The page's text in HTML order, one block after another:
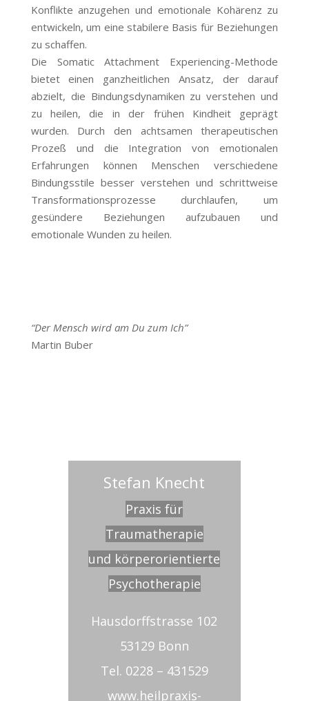
Konflikte anzugehen und emotionale Kohärenz zu
entwickeln, um eine stabilere Basis für Beziehungen
zu schaffen.
Die Somatic Attachment Experiencing-Methode
bietet einen ganzheitlichen Ansatz, der darauf
abzielt, die Bindungsdynamiken zu verstehen und
zu heilen, die in der frühen Kindheit geprägt
wurden. Durch den achtsamen therapeutischen
Prozeß und die Integration von emotionalen
Erfahrungen können Menschen verschiedene
Bindungsstile besser verstehen und schrittweise
Transformationsprozesse durchlaufen, um
gesündere Beziehungen aufzubauen und
emotionale Wunden zu heilen.
“Der Mensch wird am Du zum Ich”
Martin Buber
Stefan Knecht
Praxis für
Traumatherapie
und körperorientierte
Psychotherapie
Hausdorffstrasse 102
53129 Bonn
Tel. 0228 – 431529
www.heilpraxis-